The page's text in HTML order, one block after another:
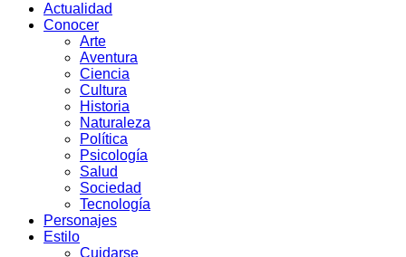
Actualidad
Conocer
Arte
Aventura
Ciencia
Cultura
Historia
Naturaleza
Política
Psicología
Salud
Sociedad
Tecnología
Personajes
Estilo
Cuidarse